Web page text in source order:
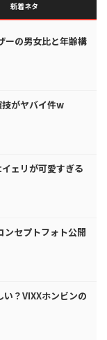
新着ネタ
ーの男女比と年齢構
がヤバイ件w
ェリが可愛すぎる
セプトフォト公開
？VIXXホンビンの